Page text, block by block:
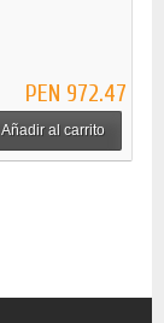
PEN 972.47
Añadir al carrito